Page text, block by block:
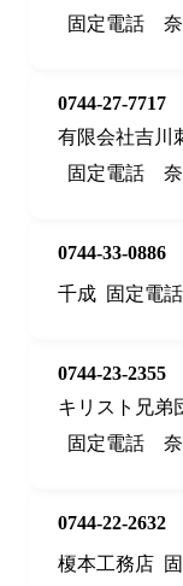
固定電話
0744-27-7717
有限会社吉川
固定電話
0744-33-0886
千成 固定電話
0744-23-2355
キリスト兄弟
固定電話
0744-22-2632
榎本工務店